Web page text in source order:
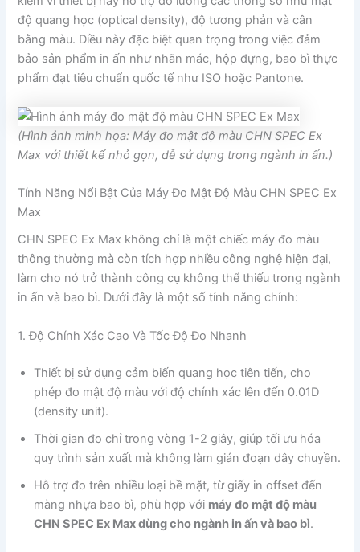
độ quang học (optical density), độ tương phản và cân
bằng màu. Điều này đặc biệt quan trọng trong việc đảm
bảo sản phẩm in ấn như nhãn mác, hộp đựng, bao bì thực
phẩm đạt tiêu chuẩn quốc tế như ISO hoặc Pantone.
(Hình ảnh minh họa: Máy đo mật độ màu CHN SPEC Ex
Max với thiết kế nhỏ gọn, dễ sử dụng trong ngành in ấn.)
Tính Năng Nổi Bật Của Máy Đo Mật Độ Màu CHN SPEC Ex
Max
CHN SPEC Ex Max không chỉ là một chiếc máy đo màu
thông thường mà còn tích hợp nhiều công nghệ hiện đại,
làm cho nó trở thành công cụ không thể thiếu trong ngành
in ấn và bao bì. Dưới đây là một số tính năng chính:
1. Độ Chính Xác Cao Và Tốc Độ Đo Nhanh
Thiết bị sử dụng cảm biến quang học tiên tiến, cho
phép đo mật độ màu với độ chính xác lên đến 0.01D
(density unit).
Thời gian đo chỉ trong vòng 1-2 giây, giúp tối ưu hóa
quy trình sản xuất mà không làm gián đoạn dây chuyền.
Hỗ trợ đo trên nhiều loại bề mặt, từ giấy in offset đến
màng nhựa bao bì, phù hợp với máy đo mật độ màu
CHN SPEC Ex Max dùng cho ngành in ấn và bao bì.